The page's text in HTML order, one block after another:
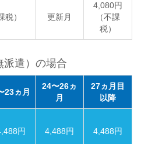
） 更新月
4,080円
（不課
税）
派遣）の場合
23ヵ月
24〜26ヵ
月
27ヵ月目
以降
円 4,488円 4,488円